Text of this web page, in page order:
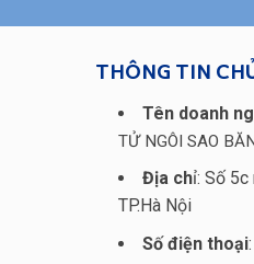
THÔNG TIN
Tên doanh
TỬ NGÔI SAO
Địa chỉ: Số 5c
TP.Hà Nội
Số điện thoại